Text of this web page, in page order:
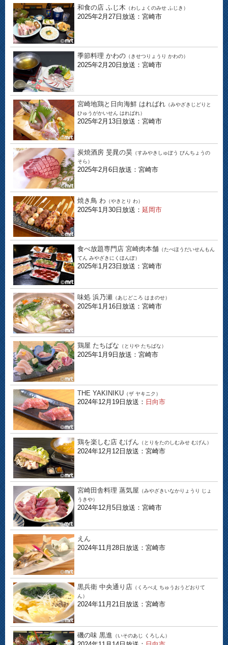
和食の店 ふじ木 （わしょくのみせ ふじき）
2025年2月27日放送：宮崎市
季節料理 かわの （きせつりょうり かわの）
2025年2月20日放送：宮崎市
宮崎地鶏と日向海鮮 はればれ （みやざきじどりと
ひゅうがかいせん はればれ）
2025年2月13日放送：宮崎市
炭焼酒房 旻晁の昊 （すみやきしゅぼう びんちょうの
そら）
2025年2月6日放送：宮崎市
焼き鳥 わ （やきとり わ）
2025年1月30日放送： 延岡市
食べ放題専門店 宮崎肉本舗 （たべほうだいせんもん
てん みやざきにくほんぽ）
2025年1月23日放送：宮崎市
味処 浜乃瀬 （あじどころ はまのせ）
2025年1月16日放送：宮崎市
鶏屋 たちばな （とりや たちばな）
2025年1月9日放送：宮崎市
THE YAKINIKU （ザ ヤキニク）
2024年12月19日放送： 日向市
鶏を楽しむ店 むげん （とりをたのしむみせ むげん）
2024年12月12日放送：宮崎市
宮崎田舎料理 蒸気屋 （みやざきいなかりょうり じょ
うきや）
2024年12月5日放送：宮崎市
えん
2024年11月28日放送：宮崎市
黒兵衛 中央通り店 （くろべえ ちゅうおうどおりて
ん）
2024年11月21日放送：宮崎市
磯の味 黒進 （いそのあじ くろしん）